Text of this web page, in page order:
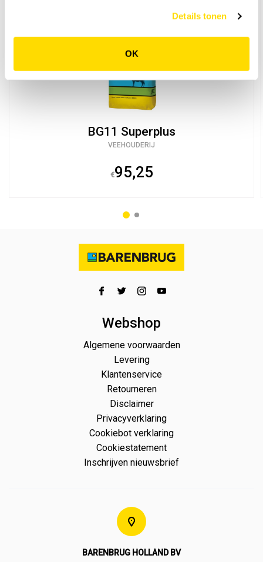
Details tonen
OK
BG11 Superplus
VEEHOUDERIJ
€95,25
Webshop
Algemene voorwaarden
Levering
Klantenservice
Retourneren
Disclaimer
Privacyverklaring
Cookiebot verklaring
Cookiestatement
Inschrijven nieuwsbrief
BARENBRUG HOLLAND BV